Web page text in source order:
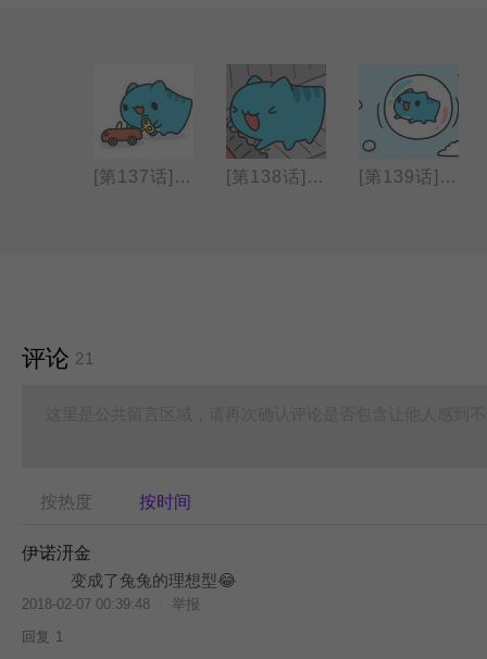
[第137话] 小车车 [第138话] 电扶梯 [第139话] 飞行泡泡
评论 21
按热度 按时间
伊诺汧金
变成了兔兔的理想型😂
2018-02-07 00:39:48
举报
回复 1